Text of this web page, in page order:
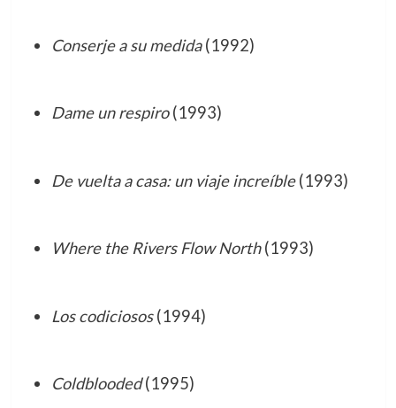
Conserje a su medida(1992)
Dame un respiro(1993)
De vuelta a casa: un viaje increíble(1993)
Where the Rivers Flow North(1993)
Los codiciosos(1994)
Coldblooded(1995)